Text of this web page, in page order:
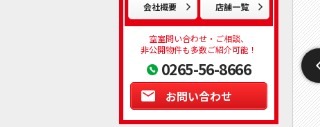
会社概要 店舗一覧
空室問い合わせ・ご相談、
非公開物件も多数ご紹介可能！
0265-56-8666
お問い合わせ